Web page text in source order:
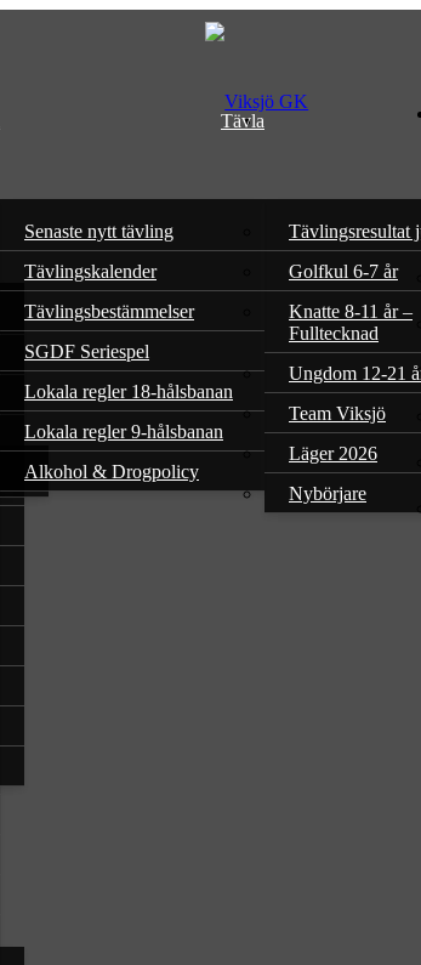
Tävla
Senaste nytt tävling
Tävlingskalender
Tävlingsbestämmelser
SGDF Seriespel
Lokala regler 18-hålsbanan
Lokala regler 9-hålsbanan
Alkohol & Drogpolicy
Tävlingsresultat
Golfkul 6-7 år
Knatte 8-11 år –
Fulltecknad
Ungdom 12-21
Team Viksjö
Läger 2026
Nybörjare